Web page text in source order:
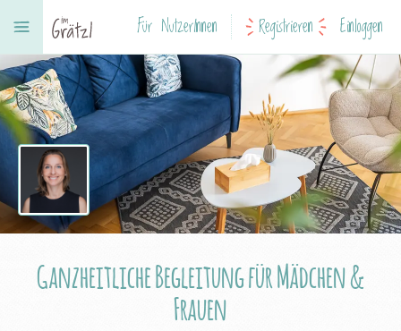
Für NutzerInnen Registrieren Einloggen
Ganzheitliche Begleitung für Mädchen &
Frauen